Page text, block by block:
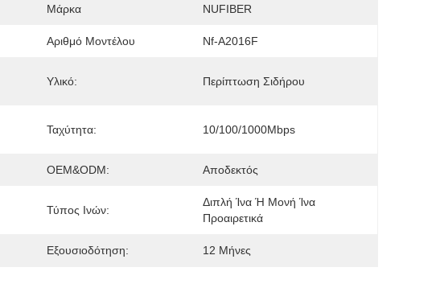
Μάρκα NUFIBER
Αριθμό Μοντέλου Nf-A2016F
Υλικό: Περίπτωση Σιδήρου
Ταχύτητα: 10/100/1000Mbps
OEM&ODM: Αποδεκτός
Τύπος Ινών:
Διπλή Ίνα Ή Μονή Ίνα
Προαιρετικά
Εξουσιοδότηση: 12 Μήνες